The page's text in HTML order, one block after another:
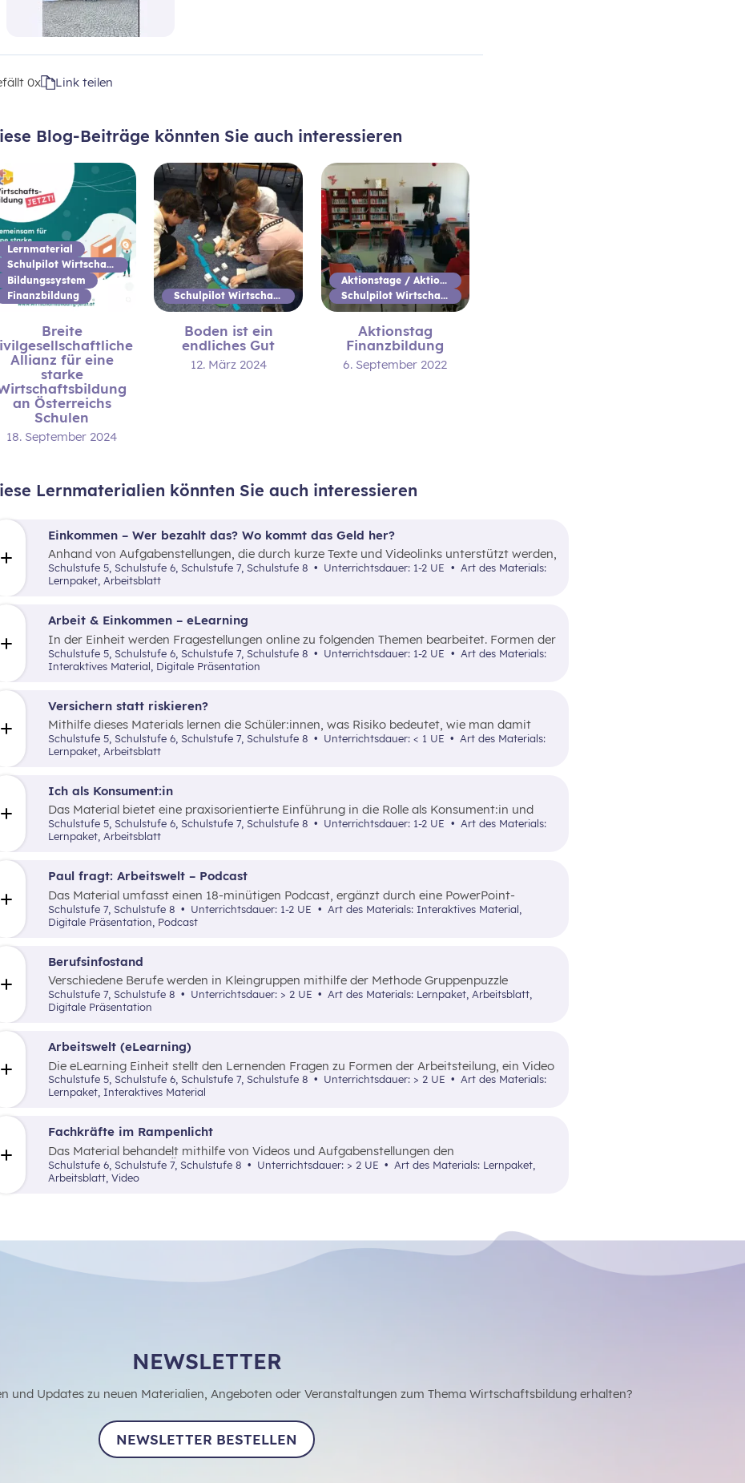
0x Link teilen
Blog-Beiträge könnten Sie auch interessieren
Lernmaterial
Schulpilot Wirtschaftsbildung
Bildungssystem
Finanzbildung
Breite
Allianz für eine
starke
an Österreichs
Schulen
18. September 2024
Schulpilot Wirtschaftsbildung
Boden ist ein
endliches Gut
12. März 2024
Aktionstage / Aktionswoche
Schulpilot Wirtschaftsbildung
Aktionstag
Finanzbildung
6. September 2022
Lernmaterialien könnten Sie auch interessieren
Einkommen – Wer bezahlt das? Wo kommt das Geld her?
Anhand von Aufgabenstellungen, die durch kurze Texte und Videolinks unterstützt werden,
informiert das Material über Einkommen, Steuern (Lohnsteuer brutto netto),
Sozialversicherung sowie die Bereitstellung öffentlicher Güter.
Schulstufe 5, Schulstufe 6, Schulstufe 7, Schulstufe 8 Unterrichtsdauer: 1-2 UE
Lernpaket, Arbeitsblatt
Arbeit & Einkommen – eLearning
In der Einheit werden Fragestellungen online zu folgenden Themen bearbeitet. Formen der
Arbeit, Einkommen, Arbeitslosigkeit und Verwendung des Einkommens.
Schulstufe 5, Schulstufe 6, Schulstufe 7, Schulstufe 8 Unterrichtsdauer: 1-2 UE
Interaktives Material, Digitale Präsentation
Versichern statt riskieren?
Mithilfe dieses Materials lernen die Schüler:innen, was Risiko bedeutet, wie man damit
umgeht und welche Arten von Versicherungen es gibt.
Schulstufe 5, Schulstufe 6, Schulstufe 7, Schulstufe 8 Unterrichtsdauer: < 1 UE
Lernpaket, Arbeitsblatt
Ich als Konsument:in
Das Material bietet eine praxisorientierte Einführung in die Rolle als Konsument:in und
zeigt auf, wie man sich vor Käufen fundiert über Produkte informiert. Ergänzend werden
wichtige Rechte des Konsumentenschutzes wie das Rücktrittsrecht und die
Schulstufe 5, Schulstufe 6, Schulstufe 7, Schulstufe 8 Unterrichtsdauer: 1-2 UE
Art des Materials:
Lernpaket, Arbeitsblatt
Paul fragt: Arbeitswelt – Podcast
Das Material umfasst einen 18-minütigen Podcast, ergänzt durch eine PowerPoint-
Präsentation mit weiterführenden Links sowie ein Arbeitsblatt für eine passende
Hausübung.
Schulstufe 7, Schulstufe 8 Unterrichtsdauer: 1-2 UE
Digitale Präsentation, Podcast
Berufsinfostand
Verschiedene Berufe werden in Kleingruppen mithilfe der Methode Gruppenpuzzle
(Expertenrunde) erarbeitet und anschließend präsentiert. Die Methode wird zusätzlich
durch ein Recherche-Arbeitsblatt und eine PowerPoint-Präsentation unterstützt.
Schulstufe 7, Schulstufe 8 Unterrichtsdauer: > 2 UE
Digitale Präsentation
Arbeitswelt (eLearning)
Die eLearning Einheit stellt den Lernenden Fragen zu Formen der Arbeitsteilung, ein Video
zu Wirtschaftssektoren und Arbeitsteilung und eine Aufgäbe zu
Produktionsentscheidungen.
Schulstufe 5, Schulstufe 6, Schulstufe 7, Schulstufe 8 Unterrichtsdauer: > 2 UE
Art des Materials:
Lernpaket, Interaktives Material
Fachkräfte im Rampenlicht
Das Material behandelt mithilfe von Videos und Aufgabenstellungen den
Fachkräftemangel in Österreich sowie die damit verbundenen Herausforderungen und
mögliche Lösungsansätze am Arbeitsmarkt.
Schulstufe 6, Schulstufe 7, Schulstufe 8 Unterrichtsdauer: > 2 UE
Arbeitsblatt, Video
NEWSLETTER
und Updates zu neuen Materialien, Angeboten oder Veranstaltungen zum Thema Wirtschaftsbildung erhalten?
NEWSLETTER BESTELLEN